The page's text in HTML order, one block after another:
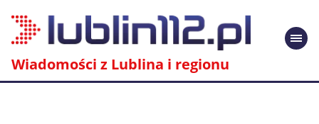
Wiadomości z Lublina i regionu